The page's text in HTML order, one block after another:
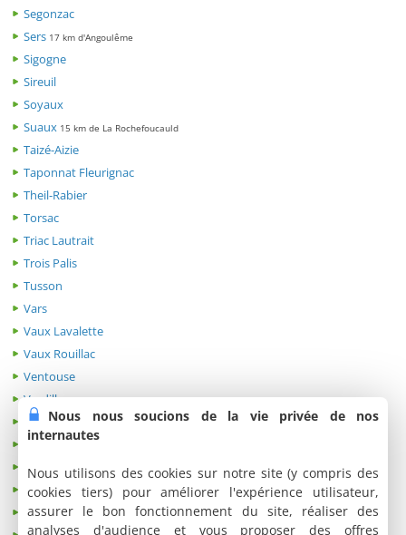
Segonzac
Sers 17 km d'Angoulême
Sigogne
Sireuil
Soyaux
Suaux 15 km de La Rochefoucauld
Taizé-Aizie
Taponnat Fleurignac
Theil-Rabier
Torsac
Triac Lautrait
Trois Palis
Tusson
Vars
Vaux Lavalette
Vaux Rouillac
Ventouse
Verdille
Verneuil
Verrières
Verteuil sur Charente
Vieux Ruffec
Villebois Lavalette
Nous nous soucions de la vie privée de nos
internautes
Nous utilisons des cookies sur notre site (y compris des
cookies tiers) pour améliorer l'expérience utilisateur,
assurer le bon fonctionnement du site, réaliser des
analyses d'audience et vous proposer des offres